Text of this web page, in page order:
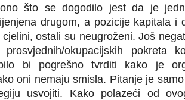
što se dogodilo jest da je
drugom, a pozicije kapitala i
ostali su neugroženi. Još
prosvjednih/okupacijskih pokreta
bi pogrešno tvrditi kako je
oni nemaju smisla. Pitanje je
usvojiti. Kako polazeći od